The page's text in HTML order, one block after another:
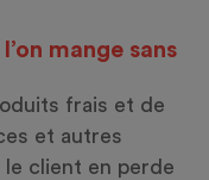
mange sans
frais et de
et autres
le client en perde